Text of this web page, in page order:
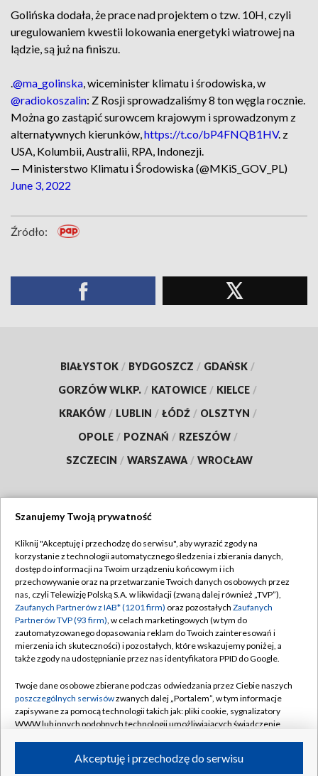
Golińska dodała, że prace nad projektem o tzw. 10H, czyli
uregulowaniem kwestii lokowania energetyki wiatrowej na
lądzie, są już na finiszu.
.@ma_golinska, wiceminister klimatu i środowiska, w
@radiokoszalin: Z Rosji sprowadzaliśmy 8 ton węgla rocznie.
Można go zastąpić surowcem krajowym i sprowadzonym z
alternatywnych kierunków,https://t.co/bP4FNQB1HV. z
USA, Kolumbii, Australii, RPA, Indonezji.
— Ministerstwo Klimatu i Środowiska (@MKiS_GOV_PL)
June 3, 2022
Źródło:
BIAŁYSTOK / BYDGOSZCZ / GDAŃSK /
GORZÓW WLKP. / KATOWICE / KIELCE /
KRAKÓW / LUBLIN / ŁÓDŹ / OLSZTYN /
OPOLE / POZNAŃ / RZESZÓW /
SZCZECIN / WARSZAWA / WROCŁAW
TVP
Abonament TVP
Emisja w TVP
Centrum informacji TVP
Naziemna Telewizja Cyfrowa
Rada Programowa
System NOS
Informacje o nadawcy
Program dla prasy
Regulamin TVP
Polityka prywatności
Moje zgody
Pomoc
Kontakt
Kanały
Szanujemy Twoją prywatność
Kliknij "Akceptuję i przechodzę do serwisu", aby wyrazić zgody na
korzystanie z technologii automatycznego śledzenia i zbierania danych,
dostęp do informacji na Twoim urządzeniu końcowym i ich
przechowywanie oraz na przetwarzanie Twoich danych osobowych przez
nas, czyli Telewizję Polską S.A. w likwidacji (zwaną dalej również „TVP”),
Zaufanych Partnerów z IAB* (1201 firm) oraz pozostałych Zaufanych
Partnerów TVP (93 firm), w celach marketingowych (w tym do
zautomatyzowanego dopasowania reklam do Twoich zainteresowań i
mierzenia ich skuteczności) i pozostałych, które wskazujemy poniżej, a
także zgody na udostępnianie przez nas identyfikatora PPID do Google.
Twoje dane osobowe zbierane podczas odwiedzania przez Ciebie naszych
poszczególnych serwisówzwanych dalej „Portalem”, w tym informacje
zapisywane za pomocą technologii takich jak: pliki cookie, sygnalizatory
WWW lub innych podobnych technologii umożliwiających świadczenie
ruchu w Internecie.Akceptuję i przechodzę do serwisu